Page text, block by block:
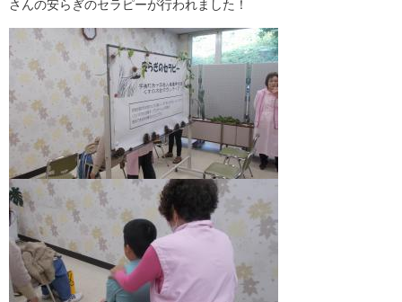
さんの安らぎのセラピーが行われました！